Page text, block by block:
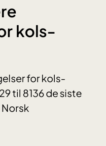
kols-
for kols-
til 8136 de siste